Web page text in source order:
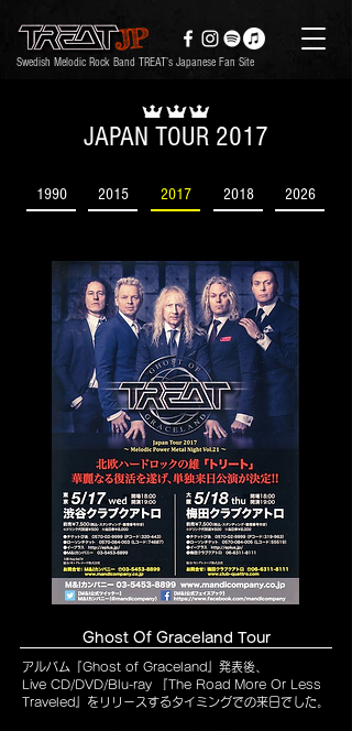
Swedish Melodic Rock Band TREAT’s Japanese Fan Site
JAPAN TOUR 2017
1990 2015 2017 2018 2026
Ghost Of Graceland Tour
アルバム『Ghost of Graceland』発表後、
Live CD/DVD/Blu-ray 『The Road More Or Less
Traveled』をリリースするタイミングでの来日でした。